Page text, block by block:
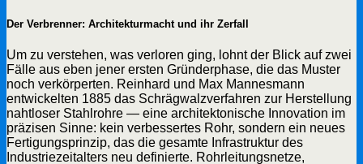
Der Verbrenner: Architekturmacht und ihr Zerfall
Um zu verstehen, was verloren ging, lohnt der Blick auf zwei
Fälle aus eben jener ersten Gründerphase, die das Muster
noch verkörperten. Reinhard und Max Mannesmann
entwickelten 1885 das Schrägwalzverfahren zur Herstellung
nahtloser Stahlrohre — eine architektonische Innovation im
präzisen Sinne: kein verbessertes Rohr, sondern ein neues
Fertigungsprinzip, das die gesamte Infrastruktur des
Industriezeitalters neu definierte. Rohrleitungsnetze,